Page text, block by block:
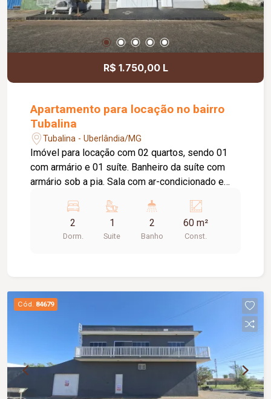
R$ 1.750,00 L
Apartamento para locação no bairro
Tubalina
Tubalina - Uberlândia/MG
Imóvel para locação com 02 quartos, sendo 01
com armário e 01 suíte. Banheiro da suíte com
armário sob a pia. Sala com ar-condicionado e
serviço. 01 banheiro social com armário sob a
pia. Prédio com elevador e 01 vaga de
estacionamento.
2
Dorm.
1
Suite
2
Banho
60 m²
Const.
Cód. 84679